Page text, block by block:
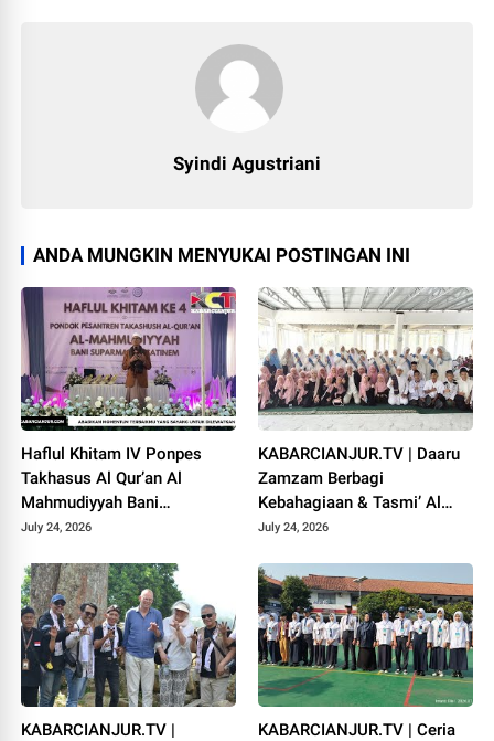
Syindi Agustriani
ANDA MUNGKIN MENYUKAI POSTINGAN INI
Haflul Khitam IV Ponpes
Takhasus Al Qur’an Al
Mahmudiyyah Bani
Suparman Assatinem
July 24, 2026
KABARCIANJUR.TV | Daaru
Zamzam Berbagi
Kebahagiaan & Tasmi’ Al
Qur’an Sambut Muharram
July 24, 2026
KABARCIANJUR.TV |
KABARCIANJUR.TV | Ceria